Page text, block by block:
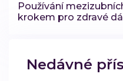
Používání
krokem pro zdravé
Nedávné